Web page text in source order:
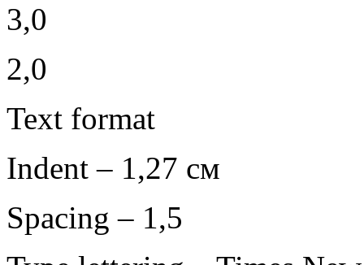
3,0
2,0
Text format
Indent – 1,27 см
Spacing – 1,5